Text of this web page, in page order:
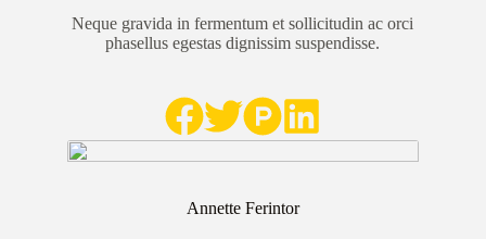
Neque gravida in fermentum et sollicitudin ac orci
phasellus egestas dignissim suspendisse.
Annette Ferintor